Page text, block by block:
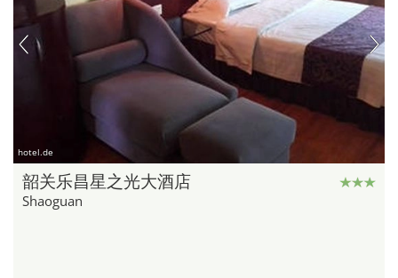
hotel.de
韶关乐昌星之光大酒店
Shaoguan